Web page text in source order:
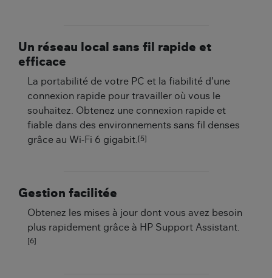
Un réseau local sans fil rapide et
efficace
La portabilité de votre PC et la fiabilité d’une
connexion rapide pour travailler où vous le
souhaitez. Obtenez une connexion rapide et
fiable dans des environnements sans fil denses
grâce au Wi-Fi 6 gigabit. [5]
Gestion facilitée
Obtenez les mises à jour dont vous avez besoin
plus rapidement grâce à HP Support Assistant.
[6]